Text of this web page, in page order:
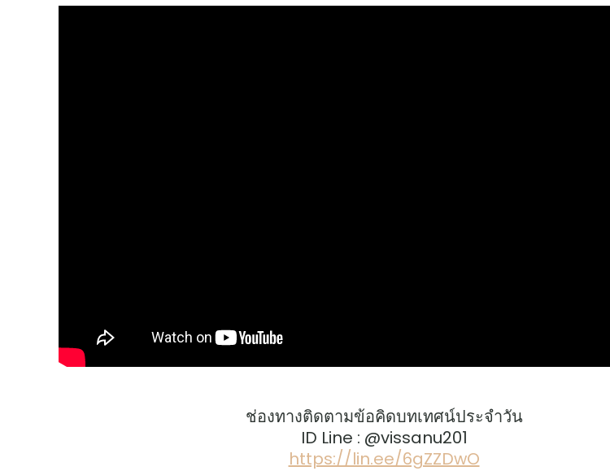
ช่องทางติดตามข้อคิดบทเทศน์ประจำวัน
ID Line : @vissanu201
https://lin.ee/6gZZDwO